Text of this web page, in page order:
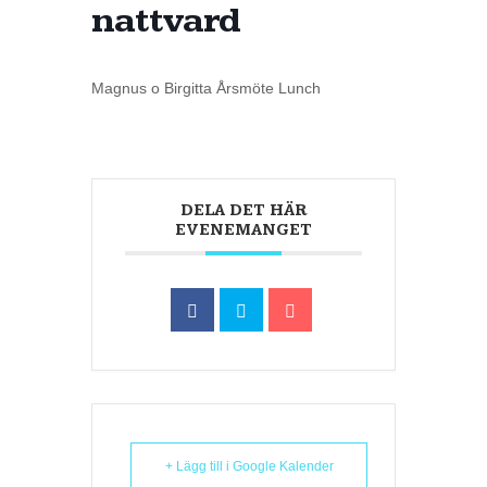
nattvard
Magnus o Birgitta Årsmöte Lunch
DELA DET HÄR
EVENEMANGET
+ Lägg till i Google Kalender